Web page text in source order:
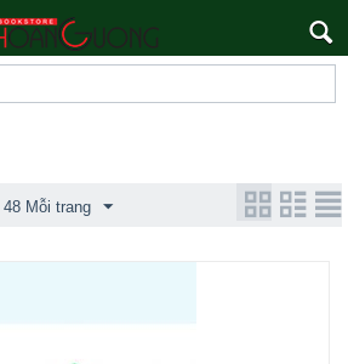
48 Mỗi trang